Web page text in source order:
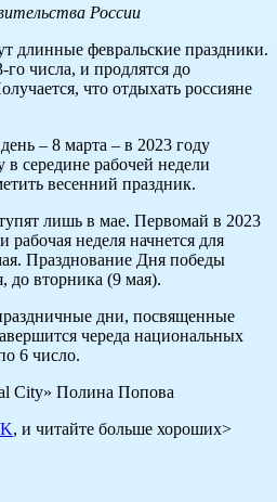
России
длинные февральские праздники.
числа, и продлятся до
что отдыхать россияне
– 8 марта – в 2023 году
в середине рабочей недели
весенний праздник.
лишь в мае. Первомай в 2023
рабочая неделя начнется для
Празднование Дня победы
до вторника (9 мая).
дни, посвященные
череда национальных
6 число.
City» Полина Попова
, и читайте больше хороших>